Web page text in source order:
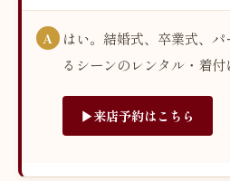
はい。 結婚式、卒業式、
るシーンのレンタル・着付
▶︎来店予約はこちら